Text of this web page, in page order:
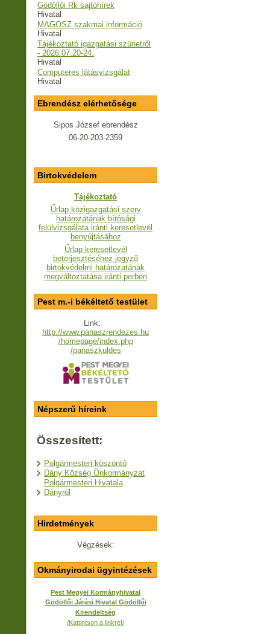
Gödöllői Rk sajtóhírek
Hivatal
MAGOSZ szakmai információ
Hivatal
Tájékoztató igazgatási szünetről
- 2026.07.20-24.
Hivatal
Computeres látásvizsgálat
Hivatal
Ebrendész elérhetősége
Sipos József ebrendész
06-20-203-2359
Birtokvédelem
Tájékoztató
Űrlap közigazgatási szerv
határozatának bírósági
felülvizsgálata iránti keresetlevél
benyújtásához
Űrlap keresetlevél
beterjesztéséhez jegyző
birtokvédelmi határozatának
megváltoztatása iránti perben
Pest m.-i békéltető testület
Link:
http://www.panaszrendezes.hu
/homepage/index.php
/panaszkuldes
Népszerű híreink
Összesített:
Polgármesteri köszöntő
Dány Község Önkormányzat
Polgármesteri Hivatala
Dányról
Hirdetmények
Végzések:
Okmányirodai ügyintézések
Pest Megyei Kormányhivatal
Gödöllői Járási Hivatal Gödöllői
Kirendeltség
/Kattintson a linkre!/